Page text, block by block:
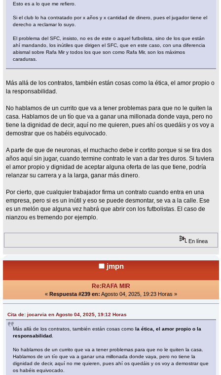
Esto es a lo que me refiero.
Si el club lo ha contratado por x años y x cantidad de dinero, pues el jugador tiene el
derecho a reclamar lo suyo.
El problema del SFC, insisto, no es de este o aquel futbolista, sino de los que están
ahí mandando, los inútiles que dirigen el SFC, que en este caso, con una diferencia
abismal sobre Rafa Mir y todos los que son como Rafa Mir, son los máximos
caraduras.
Más allá de los contratos, también están cosas como la ética, el amor propio o
la responsabilidad.
No hablamos de un currito que va a tener problemas para que no le quiten la
casa. Hablamos de un tío que va a ganar una millonada donde vaya, pero no
tiene la dignidad de decir, aquí no me quieren, pues ahí os quedáis y os voy a
demostrar que os habéis equivocado.
A parte de que de neuronas, el muchacho debe ir cortito porque si se tira dos
años aquí sin jugar, cuando termine contrato le van a dar tres duros. Si tuviera
el amor propio y dignidad de aceptar alguna oferta de las que tiene, podría
relanzar su carrera y a la larga, ganar más dinero.
Por cierto, que cualquier trabajador firma un contrato cuando entra en una
empresa, pero si es un inútil y eso se puede desmontar, se va a la calle. Ese
es un melón que alguna vez habrá que abrir con los futbolistas. El caso de
nianzou es tremendo por ejemplo.
En línea
jmpn
Re:RAFA MIR
« Respuesta #239 en: Agosto 04, 2025, 19:23 Horas »
Cita de: jocarvia en Agosto 04, 2025, 19:12 Horas
Más allá de los contratos, también están cosas comola ética, el amor propio o la
responsabilidad
No hablamos de un currito que va a tener problemas para que no le quiten la casa.
Hablamos de un tío que va a ganar una millonada donde vaya, pero no tiene la
dignidad de decir, aquí no me quieren, pues ahí os quedáis y os voy a demostrar que
os habéis equivocado.